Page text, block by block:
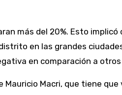
más del 20%. Esto
en las grandes
en comparación a otros
Macri, que tiene que